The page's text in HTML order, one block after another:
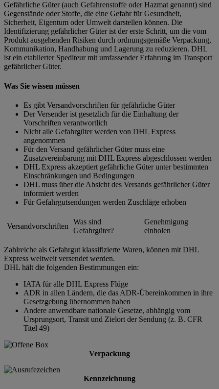
Gefährliche Güter (auch Gefahrenstoffe oder Hazmat genannt) sind
Gegenstände oder Stoffe, die eine Gefahr für Gesundheit,
Sicherheit, Eigentum oder Umwelt darstellen können. Die
Identifizierung gefährlicher Güter ist der erste Schritt, um die vom
Produkt ausgehenden Risiken durch ordnungsgemäße Verpackung,
Kommunikation, Handhabung und Lagerung zu reduzieren. DHL
ist ein etablierter Spediteur mit umfassender Erfahrung im Transport
gefährlicher Güter.
Was Sie wissen müssen
Es gibt Versandvorschriften für gefährliche Güter
Der Versender ist gesetzlich für die Einhaltung der
Vorschriften verantwortlich
Nicht alle Gefahrgüter werden von DHL Express
angenommen
Für den Versand gefährlicher Güter muss eine
Zusatzvereinbarung mit DHL Express abgeschlossen werden
DHL Express akzeptiert gefährliche Güter unter bestimmten
Einschränkungen und Bedingungen
DHL muss über die Absicht des Versands gefährlicher Güter
informiert werden
Für Gefahrgutsendungen werden Zuschläge erhoben
Versandvorschriften
Was sind
Gefahrgüter?
Genehmigung
einholen
Zahlreiche als Gefahrgut klassifizierte Waren, können mit DHL
Express weltweit versendet werden.
DHL hält die folgenden Bestimmungen ein:
IATA für alle DHL Express Flüge
ADR in allen Ländern, die das ADR-Übereinkommen in ihre
Gesetzgebung übernommen haben
Andere anwendbare nationale Gesetze, abhängig vom
Ursprungsort, Transit und Zielort der Sendung (z. B. CFR
Titel 49)
Verpackung
Kennzeichnung